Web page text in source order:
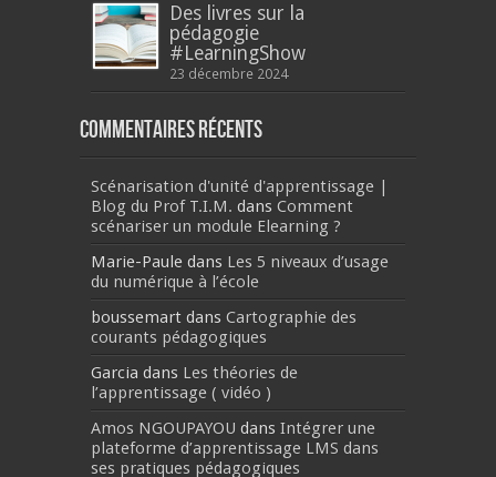
Des livres sur la
pédagogie
#LearningShow
23 décembre 2024
Commentaires récents
Scénarisation d'unité d'apprentissage |
Blog du Prof T.I.M. dans Comment
scénariser un module Elearning ?
Marie-Paule dans Les 5 niveaux d’usage
du numérique à l’école
boussemart dans Cartographie des
courants pédagogiques
Garcia dans Les théories de
l’apprentissage ( vidéo )
Amos NGOUPAYOU dans Intégrer une
plateforme d’apprentissage LMS dans
ses pratiques pédagogiques